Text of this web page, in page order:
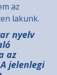
az
lakunk.
nyelv
az
jelenlegi